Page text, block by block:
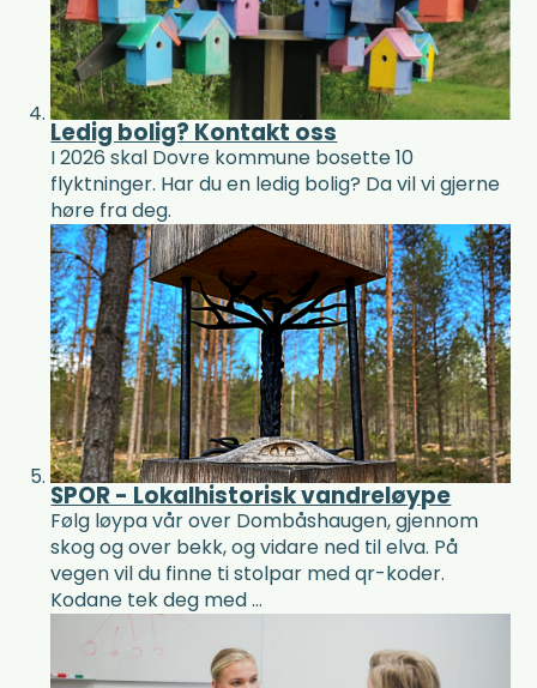
Ledig bolig? Kontakt oss
I 2026 skal Dovre kommune bosette 10
flyktninger. Har du en ledig bolig? Da vil vi gjerne
høre fra deg.
SPOR - Lokalhistorisk vandreløype
Følg løypa vår over Dombåshaugen, gjennom
skog og over bekk, og vidare ned til elva. På
vegen vil du finne ti stolpar med qr-koder.
Kodane tek deg med ...